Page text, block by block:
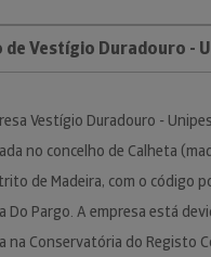
de Vestígio Duradouro -
Vestígio Duradouro -
no concelho de Calheta
de Madeira, com o código
Do Pargo. A empresa está
na Conservatória do Registo